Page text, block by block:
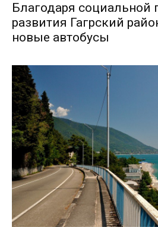
Благодаря социальной
развития Гагрский
новые автобусы